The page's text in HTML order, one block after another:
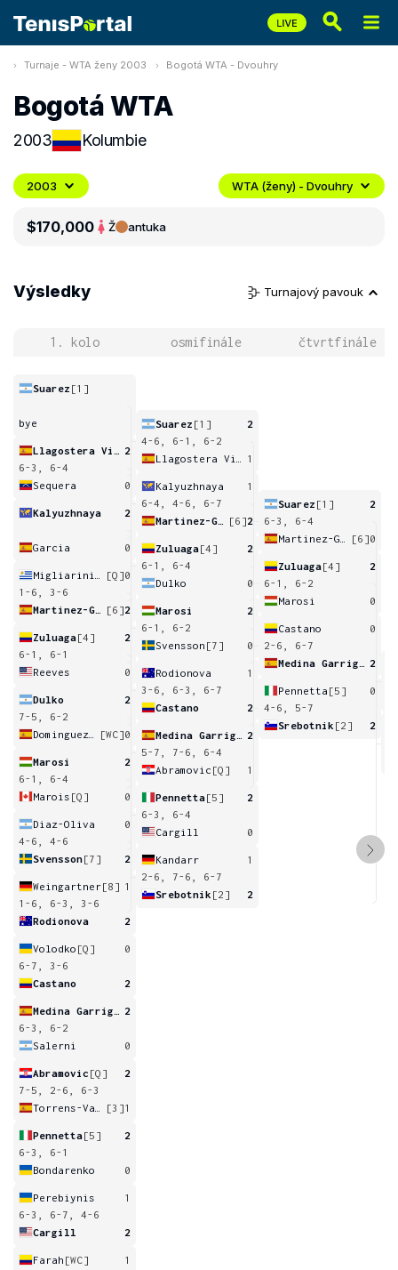
Turnaje - WTA ženy 2003 Bogotá WTA - Dvouhry
Bogotá WTA
2003 Kolumbie
2003 WTA (ženy) - Dvouhry
$170,000 Ž antuka
Výsledky Turnajový pavouk
1. kolo osmifinále čtvrtfinále
Suarez [1]
bye
2
6-3, 6-4
Sequera
0
Kalyuzhnaya 2
Garcia 0
[Q]0
1-6, 3-6
[6]2
Zuluaga[4]
2
6-1, 6-1
Reeves
0
Dulko
2
7-5, 6-2
[WC]0
Marosi
2
6-1, 6-4
Marois [Q] 0
Diaz-Oliva
0
4-6, 4-6
Svensson[7] 2
Weingartner[8] 1
1-6, 6-3, 3-6
Rodionova
2
Volodko [Q]
0
6-7, 3-6
Castano
2
2
6-3, 6-2
Salerni
0
Abramovic [Q]
2
7-5, 2-6, 6-3
[3]1
Pennetta[5]
2
6-3, 6-1
Bondarenko
0
Perebiynis
1
6-3, 6-7, 4-6
Cargill
2
Farah [WC]
1
Suarez [1]
2
4-6, 6-1, 6-2
1
Kalyuzhnaya
1
6-4, 4-6, 6-7
[6]2
Zuluaga[4]
2
6-1, 6-4
Dulko
0
Marosi
2
6-1, 6-2
Svensson [7] 0
Rodionova
1
3-6, 6-3, 6-7
Castano
2
2
5-7, 7-6, 6-4
Abramovic [Q] 1
Pennetta[5]
2
6-3, 6-4
Cargill
0
Kandarr
1
2-6, 7-6, 6-7
Srebotnik [2] 2
Suarez [1]
2
6-3, 6-4
[6]0
Zuluaga[4]
2
6-1, 6-2
Marosi
0
Castano
0
2-6, 6-7
2
Pennetta [5]
0
4-6, 5-7
Srebotnik [2] 2